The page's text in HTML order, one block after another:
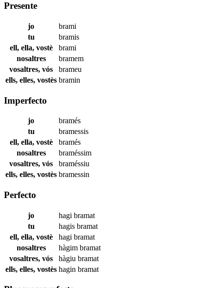
Presente
jo
brami
tu
bramis
ell, ella, vostè
brami
nosaltres
bramem
vosaltres, vós
brameu
ells, elles, vostès bramin
Imperfecto
jo
bramés
tu
bramessis
ell, ella, vostè
bramés
nosaltres
braméssim
vosaltres, vós
braméssiu
ells, elles, vostès bramessin
Perfecto
jo hagi bramat
tu
hagis bramat
ell, ella, vostè
hagi bramat
nosaltres
hàgim bramat
vosaltres, vós
hàgiu bramat
ells, elles, vostès hagin bramat